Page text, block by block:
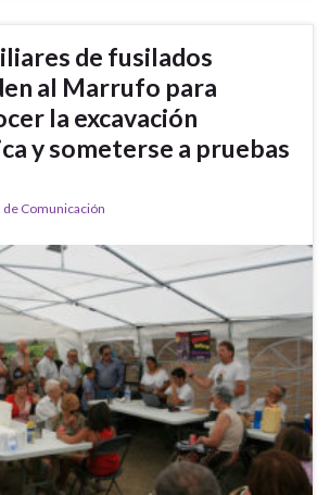
de fusilados
al Marrufo para
la excavación
y someterse a pruebas
Comunicación